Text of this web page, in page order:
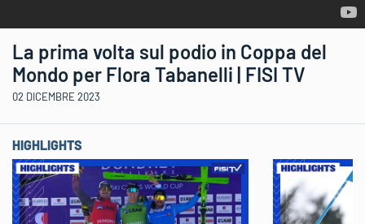
La prima volta sul podio in Coppa del
Mondo per Flora Tabanelli | FISI TV
02 DICEMBRE 2023
HIGHLIGHTS